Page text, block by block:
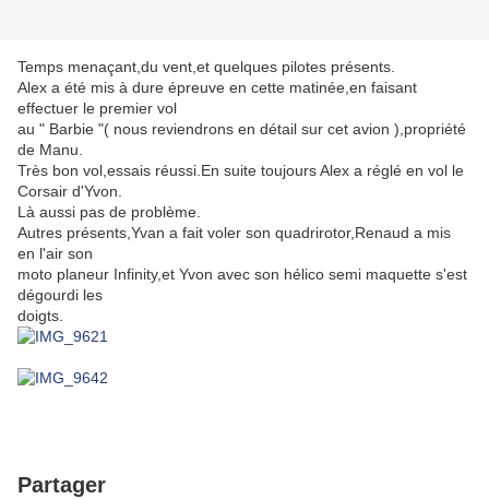
Temps menaçant,du vent,et quelques pilotes présents.
Alex a été mis à dure épreuve en cette matinée,en faisant
effectuer le premier vol
au " Barbie "( nous reviendrons en détail sur cet avion ),propriété
de Manu.
Très bon vol,essais réussi.En suite toujours Alex a réglé en vol le
Corsair d'Yvon.
Là aussi pas de problème.
Autres présents,Yvan a fait voler son quadrirotor,Renaud a mis
en l'air son
moto planeur Infinity,et Yvon avec son hélico semi maquette s'est
dégourdi les
doigts.
Partager